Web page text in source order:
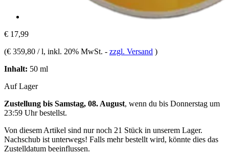
€ 17,99
(€ 359,80 / l, inkl. 20% MwSt. - zzgl. Versand )
Inhalt: 50 ml
Auf Lager
Zustellung bis Samstag, 08. August, wenn du bis Donnerstag um
23:59 Uhrbestellst.
Von diesem Artikel sind nur noch 21 Stück in unserem Lager.
Nachschub ist unterwegs! Falls mehr bestellt wird, könnte dies das
Zustelldatum beeinflussen.